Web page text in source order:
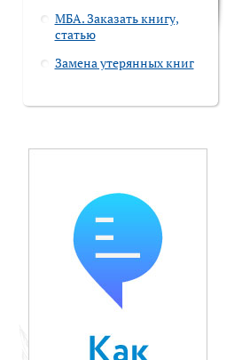
МБА. Заказать книгу,
статью
Замена утерянных книг